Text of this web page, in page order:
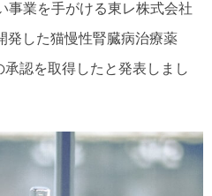
事業を手がける東レ株式会社
発した猫慢性腎臓病治療薬
承認を取得したと発表しまし